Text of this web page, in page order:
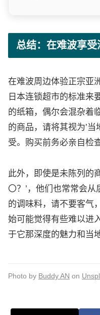
总结：在难波享
在难波周边体验正宗亚
日本连锁超市的标准来
的纸箱，偶尔会混杂着
的商品，请将其视为’
受。购买前务必亲自检
此外，即使是未陈列的
〇？’，他们也常常会
的调味料，请不要客气
始可能觉得有些难以进
于它那深度的魅力和当
Photo by Buddy AN on